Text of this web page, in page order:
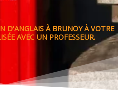
D'ANGLAIS À BRUNOY À VOTRE
AVEC UN PROFESSEUR.